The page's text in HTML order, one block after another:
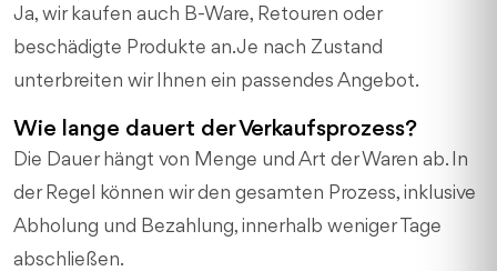
Ja, wir kaufen auch B-Ware, Retouren oder
beschädigte Produkte an. Je nach Zustand
unterbreiten wir Ihnen ein passendes Angebot.
Wie lange dauert der Verkaufsprozess?
Die Dauer hängt von Menge und Art der Waren ab. In
der Regel können wir den gesamten Prozess, inklusive
Abholung und Bezahlung, innerhalb weniger Tage
abschließen.